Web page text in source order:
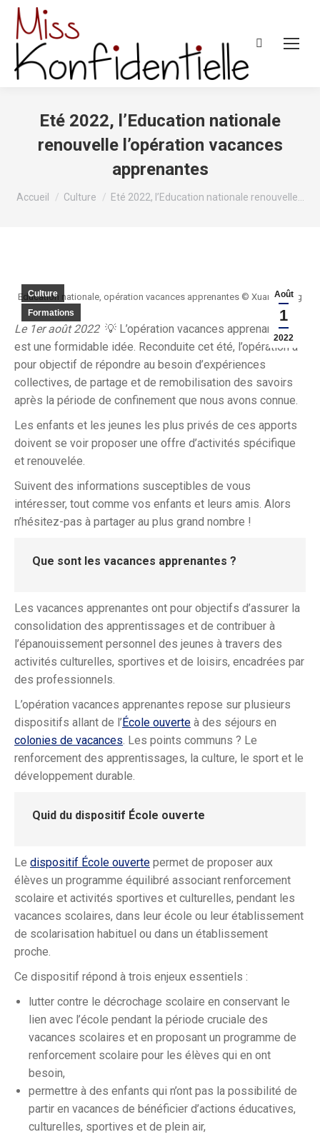
Recherche
Eté 2022, l’Education nationale
renouvelle l’opération vacances
apprenantes
Vous êtes ici :
Accueil Culture Eté 2022, l’Education nationale renouvelle…
Août
1
2022
Culture
Formations
Education nationale, opération vacances apprenantes © Xuan Duong
Le 1er août 2022💡 L’opération vacances apprenantes
est une formidable idée. Reconduite cet été, l’opération a
pour objectif de répondre au besoin d’expériences
collectives, de partage et de remobilisation des savoirs
après la période de confinement que nous avons connue.
Les enfants et les jeunes les plus privés de ces apports
doivent se voir proposer une offre d’activités spécifique
et renouvelée.
Suivent des informations susceptibles de vous
intéresser, tout comme vos enfants et leurs amis. Alors
n’hésitez-pas à partager au plus grand nombre !
Que sont les vacances apprenantes ?
Les vacances apprenantes ont pour objectifs d’assurer la
consolidation des apprentissages et de contribuer à
l’épanouissement personnel des jeunes à travers des
activités culturelles, sportives et de loisirs, encadrées par
des professionnels.
L’opération vacances apprenantes repose sur plusieurs
dispositifs allant de l’ École ouverte à des séjours en
colonies de vacances. Les points communs ? Le
renforcement des apprentissages, la culture, le sport et le
développement durable.
Quid du dispositif École ouverte
Le dispositif École ouverte permet de proposer aux
élèves un programme équilibré associant renforcement
scolaire et activités sportives et culturelles, pendant les
vacances scolaires, dans leur école ou leur établissement
de scolarisation habituel ou dans un établissement
proche.
Ce dispositif répond à trois enjeux essentiels :
lutter contre le décrochage scolaire en conservant le
lien avec l’école pendant la période cruciale des
vacances scolaires et en proposant un programme de
renforcement scolaire pour les élèves qui en ont
besoin,
permettre à des enfants qui n’ont pas la possibilité de
partir en vacances de bénéficier d’actions éducatives,
culturelles, sportives et de plein air,